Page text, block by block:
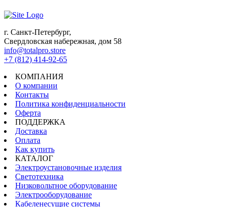
г. Санкт-Петербург,
Свердловская набережная, дом 58
info@totalpro.store
+7 (812) 414-92-65
КОМПАНИЯ
О компании
Контакты
Политика конфиденциальности
Оферта
ПОДДЕРЖКА
Доставка
Оплата
Как купить
КАТАЛОГ
Электроустановочные изделия
Светотехника
Низковольтное оборудование
Электрооборудование
Кабеленесущие системы